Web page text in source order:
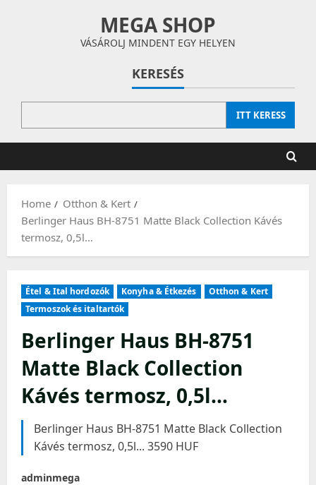
MEGA SHOP
VÁSÁROLJ MINDENT EGY HELYEN
KERESÉS
ITT KERESS
Home
Otthon & Kert
Berlinger Haus BH-8751 Matte Black Collection Kávés
termosz, 0,5l…
Étel & Ital hordozók Konyha & Étkezés
Otthon & Kert
Termoszok és italtartók
Berlinger Haus BH-8751
Matte Black Collection
Kávés termosz, 0,5l…
Berlinger Haus BH-8751 Matte Black Collection
Kávés termosz, 0,5l... 3590 HUF
adminmega